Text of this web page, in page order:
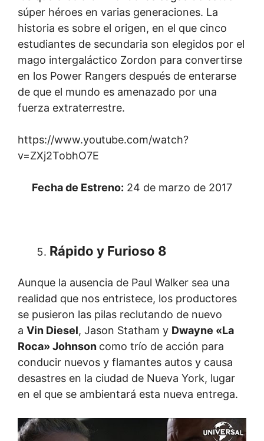
súper héroes en varias generaciones. La
historia es sobre el origen, en el que cinco
estudiantes de secundaria son elegidos por el
mago intergaláctico Zordon para convertirse
en los Power Rangers después de enterarse
de que el mundo es amenazado por una
fuerza extraterrestre.
https://www.youtube.com/watch?
v=ZXj2TobhO7E
Fecha de Estreno: 24 de marzo de 2017
Rápido y Furioso 8
Aunque la ausencia de Paul Walker sea una
realidad que nos entristece, los productores
se pusieron las pilas reclutando de nuevo
a Vin Diesel, Jason Statham y Dwayne «La
Roca» Johnson como trío de acción para
conducir nuevos y flamantes autos y causa
desastres en la ciudad de Nueva York, lugar
en el que se ambientará esta nueva entrega.